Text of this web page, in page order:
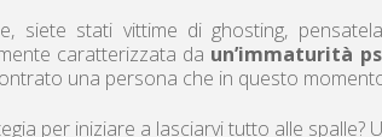
siete stati vittime di ghosting,
caratterizzata da un’immaturità
una persona che in questo
per iniziare a lasciarvi tutto alle spalle?